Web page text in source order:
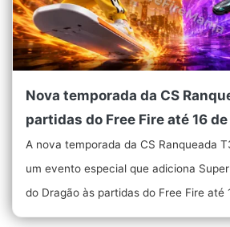
Nova temporada da CS
partidas do Free Fire até 16
A nova temporada da CS Ranqueada
um evento especial que adiciona
do Dragão às partidas do Free Fire até